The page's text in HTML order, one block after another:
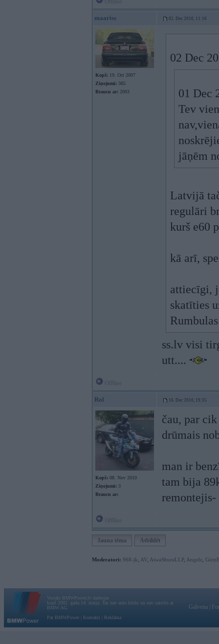
maariss 02. Dec 2010, 11:16
Kopš: 19. Oct 2007
Ziņojumi: 385
Braucu ar: 2003
02 Dec
01 Dec
Tev
jāņēm
Latvijā
regulāri
kurš e60
kā arī,
attiecīgi,
skatīties
ss.lv visi
utt....
Rol 16. Dec 2010, 19:35
Kopš: 08. Nov 2010
Ziņojumi: 3
Braucu ar:
čau, par
drūmais
man ir
tam bija
Jauna tēma Atbildēt
Moderatori: 968-jk AV AiwaShuraLLP, Angelz
Vortāls BMWPower.lv darbojas
kopš 2002. gada 14. maija. Tas nav auto klubs un nav saistīts ar
BMW AG.
Par BMWPower
Kontakti Reklāma
Galvena